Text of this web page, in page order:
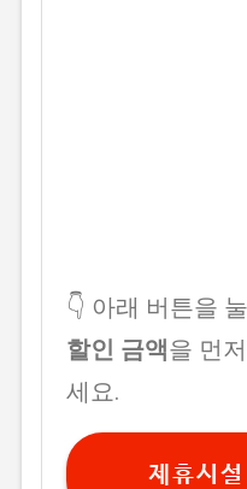
👇 아래 버튼을
할인 금액을 먼
세요.
제휴시